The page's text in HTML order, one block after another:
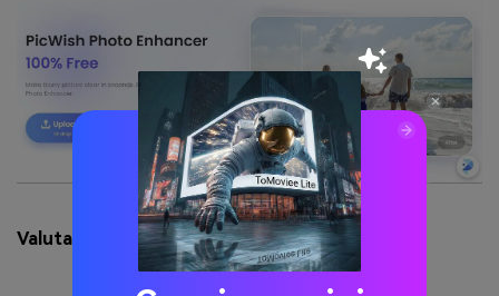
Valutazione della qualità: 4.5/5.0